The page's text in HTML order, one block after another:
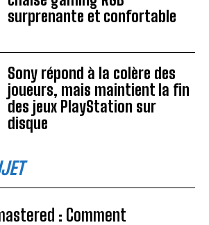
surprenante et confortable
Sony répond à la colère des
joueurs, mais maintient la fin
des jeux PlayStation sur
disque
: Comment